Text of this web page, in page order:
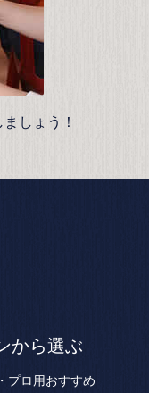
しょう！
から選ぶ
プロ用おすすめ